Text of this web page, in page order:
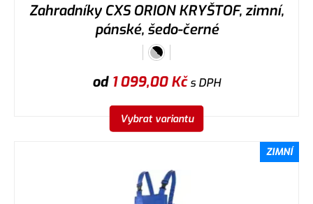
Zahradníky CXS ORION KRYŠTOF, zimní,
pánské, šedo-černé
od 1 099,00Kčs DPH
Vybrat variantu
ZIMNÍ